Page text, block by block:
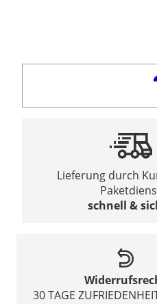
Lieferung durch
schnell &
30 TAGE